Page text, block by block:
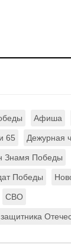
Афиша
65 Дежурная
Знамя Победы
Победы
СВО